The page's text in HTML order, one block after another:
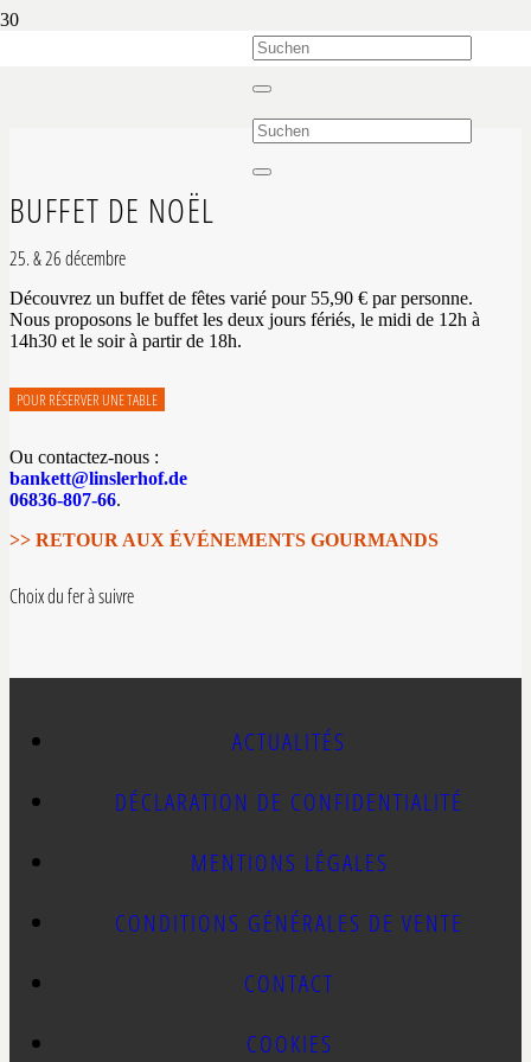
BUFFET DE NOËL
25. & 26 décembre
Découvrez un buffet de fêtes varié pour 55,90 € par personne.
Nous proposons le buffet les deux jours fériés, le midi de 12h à
14h30 et le soir à partir de 18h.
POUR RÉSERVER UNE TABLE
Ou contactez-nous :
bankett@linslerhof.de
06836-807-66.
>> RETOUR AUX ÉVÉNEMENTS GOURMANDS
Choix du fer à suivre
ACTUALITÉS
DÉCLARATION DE CONFIDENTIALITÉ
MENTIONS LÉGALES
CONDITIONS GÉNÉRALES DE VENTE
CONTACT
COOKIES